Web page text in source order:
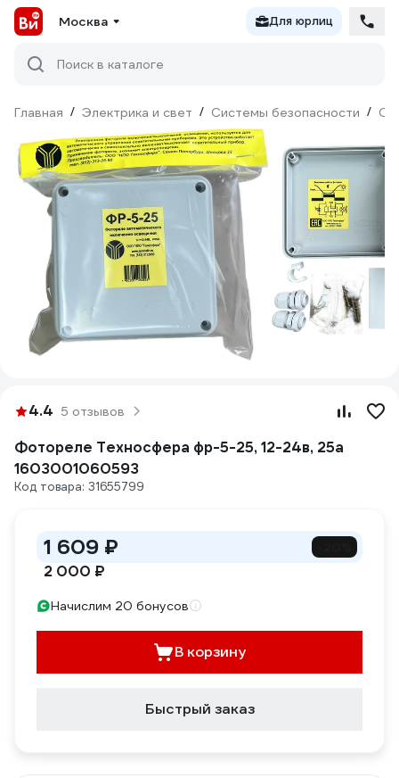
Москва Для юрлиц
Поиск в каталоге
Главная / Электрика и свет / Системы безопасности /
4.4 5 отзывов
Фотореле Техносфера фр-5-25, 12-24в, 25а
1603001060593
Код товара: 31655799
1 609 ₽
2 000 ₽
Начислим 20 бонусов
В корзину
Быстрый заказ